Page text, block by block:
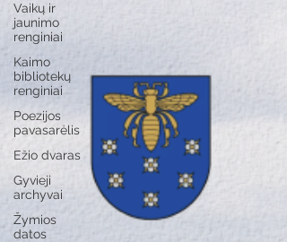
Vaikų ir
jaunimo
renginiai
Kaimo
bibliotekų
renginiai
Poezijos
pavasarėlis
Ežio dvaras
Gyvieji
archyvai
Žymios
datos